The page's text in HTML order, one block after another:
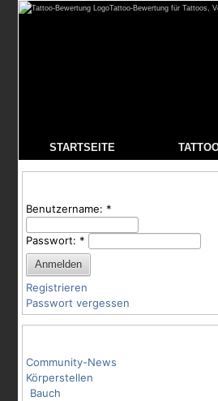
Tattoo-Bewertung für Tattoos,
STARTSEITE
Benutzername: *
Passwort: *
Registrieren
Passwort vergessen
Community-News
Körperstellen
Bauch